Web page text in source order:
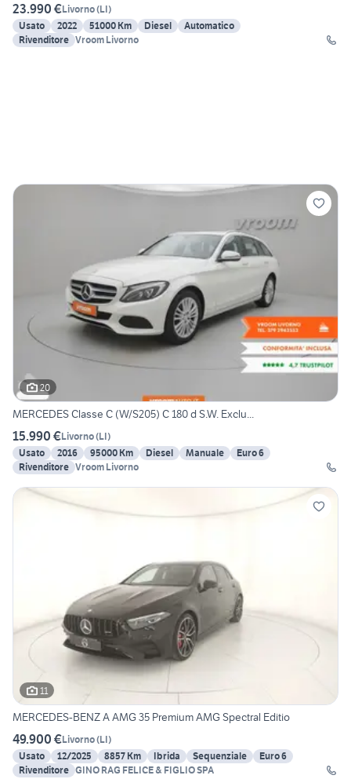
23.990 €Livorno(LI)
Usato
2022 51000 Km Diesel
Automatico
Rivenditore Vroom Livorno
20
MERCEDES Classe C (W/S205) C 180 d S.W. Exclu...
15.990 €Livorno(LI)
Usato
2016 95000 Km Diesel Manuale
Euro 6
Rivenditore Vroom Livorno
11
MERCEDES-BENZ A AMG 35 Premium AMG Spectral Editio
49.900 €Livorno(LI)
Usato
12/2025 8857 Km Ibrida Sequenziale
Euro 6
Rivenditore GINO RAG FELICE & FIGLIO SPA